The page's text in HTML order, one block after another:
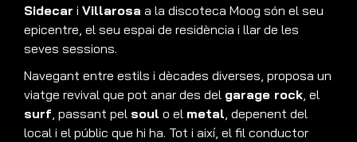
Sidecar i Villarosa a la discoteca Moog són el seu
epicentre, el seu espai de residència i llar de les
seves sessions.
Navegant entre estils i dècades diverses, proposa un
viatge revival que pot anar des del garage rock , el
surf , passant pel soul o el metal , depenent del
local i el públic que hi ha. Tot i així, el fil conductor